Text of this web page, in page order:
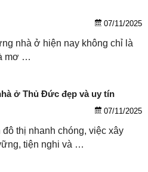
07/11/2025
nhà ở hiện nay không chỉ là
mơ …
ở Thủ Đức đẹp và uy tín
07/11/2025
thị nhanh chóng, việc xây
tiện nghi và …